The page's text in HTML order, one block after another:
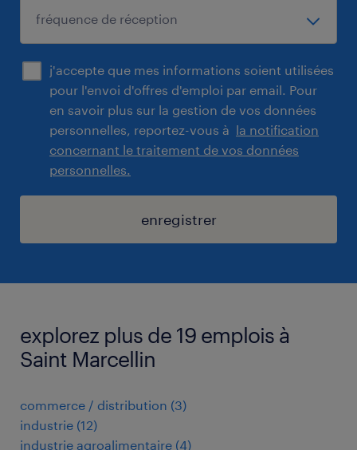
j'accepte que mes informations soient utilisées
pour l'envoi d'offres d'emploi par email. Pour
en savoir plus sur la gestion de vos données
personnelles, reportez-vous à la notification
concernant le traitement de vos données
personnelles.
enregistrer
explorez plus de 19 emplois à
Saint Marcellin
commerce / distribution (3)
industrie (12)
industrie agroalimentaire (4)